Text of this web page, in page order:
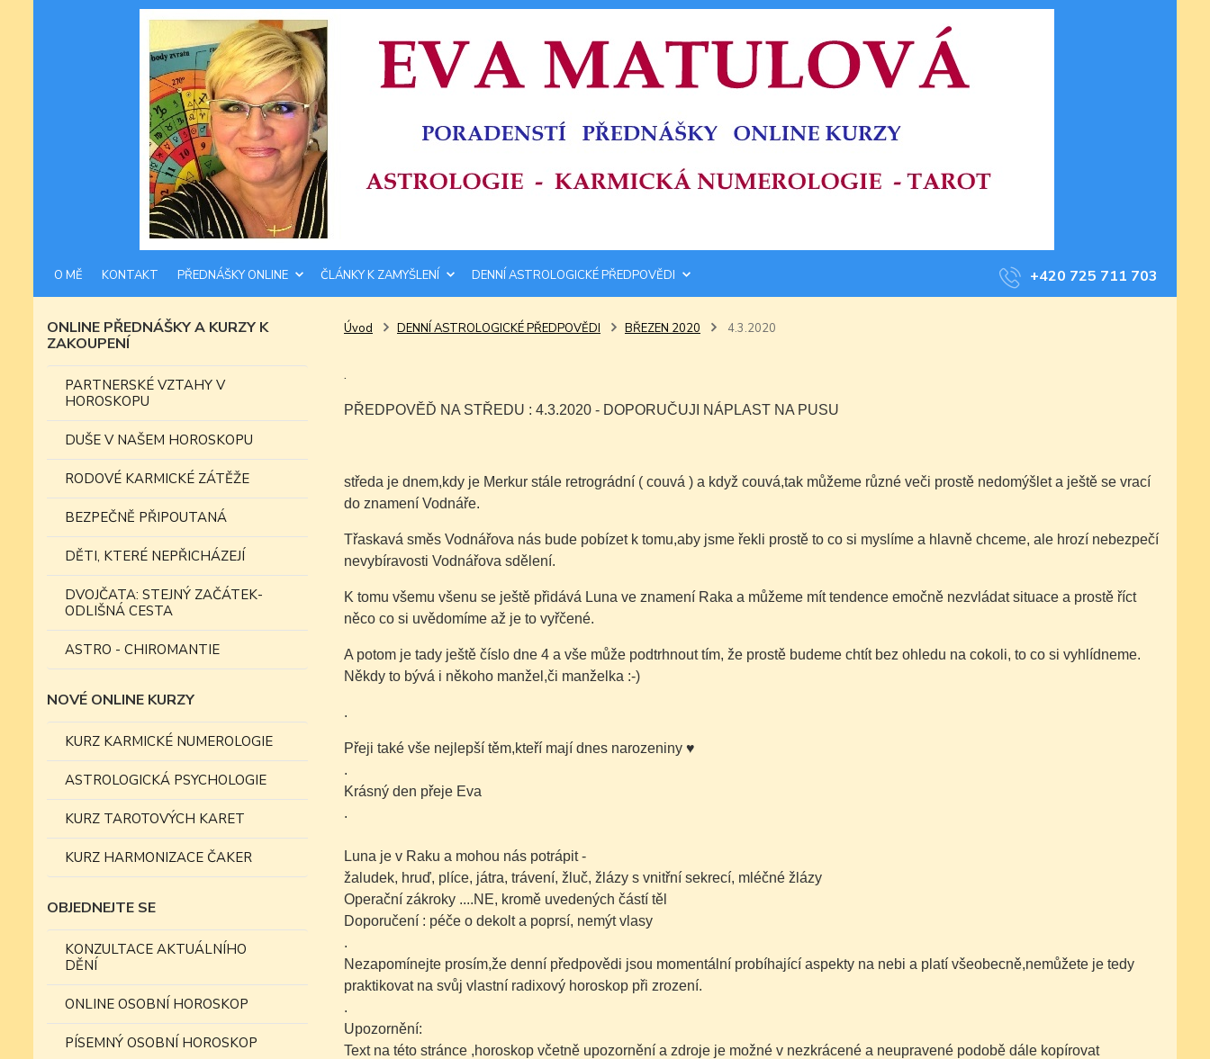
O MĚ KONTAKT PŘEDNÁŠKY ONLINE ČLÁNKY K ZAMYŠLENÍ DENNÍ ASTROLOGICKÉ PŘEDPOVĚDI +420 725 711 703
ONLINE PŘEDNÁŠKY A KURZY K
ZAKOUPENÍ
PARTNERSKÉ VZTAHY V
HOROSKOPU
DUŠE V NAŠEM HOROSKOPU
RODOVÉ KARMICKÉ ZÁTĚŽE
BEZPEČNĚ PŘIPOUTANÁ
DĚTI, KTERÉ NEPŘICHÁZEJÍ
DVOJČATA: STEJNÝ ZAČÁTEK-
ODLIŠNÁ CESTA
ASTRO - CHIROMANTIE
NOVÉ ONLINE KURZY
KURZ KARMICKÉ NUMEROLOGIE
ASTROLOGICKÁ PSYCHOLOGIE
KURZ TAROTOVÝCH KARET
KURZ HARMONIZACE ČAKER
OBJEDNEJTE SE
KONZULTACE AKTUÁLNÍHO
DĚNÍ
ONLINE OSOBNÍ HOROSKOP
PÍSEMNÝ OSOBNÍ HOROSKOP
Úvod DENNÍ ASTROLOGICKÉ PŘEDPOVĚDI BŘEZEN 2020 4.3.2020
.
PŘEDPOVĚĎ NA STŘEDU : 4.3.2020 - DOPORUČUJI NÁPLAST NA PUSU
středa je dnem,kdy je Merkur stále retrográdní ( couvá ) a když couvá,tak můžeme různé veči prostě nedomýšlet a ještě se vrací
do znamení Vodnáře.
Třaskavá směs Vodnářova nás bude pobízet k tomu,aby jsme řekli prostě to co si myslíme a hlavně chceme, ale hrozí nebezpečí
nevybíravosti Vodnářova sdělení.
K tomu všemu všenu se ještě přidává Luna ve znamení Raka a můžeme mít tendence emočně nezvládat situace a prostě říct
něco co si uvědomíme až je to vyřčené.
A potom je tady ještě číslo dne 4 a vše může podtrhnout tím, že prostě budeme chtít bez ohledu na cokoli, to co si vyhlídneme.
Někdy to bývá i někoho manžel,či manželka :-)
.
Přeji také vše nejlepší těm,kteří mají dnes narozeniny ♥
.
Krásný den přeje Eva
.
Luna je v Raku a mohou nás potrápit -
žaludek, hruď, plíce, játra, trávení, žluč, žlázy s vnitřní sekrecí, mléčné žlázy
Operační zákroky ....NE, kromě uvedených částí těl
Doporučení : péče o dekolt a poprsí, nemýt vlasy
.
Nezapomínejte prosím,že denní předpovědi jsou momentální probíhající aspekty na nebi a platí všeobecně,nemůžete je tedy
praktikovat na svůj vlastní radixový horoskop při zrození.
.
Upozornění:
Text na této stránce ,horoskop včetně upozornění a zdroje je možné v nezkrácené a neupravené podobě dále kopírovat